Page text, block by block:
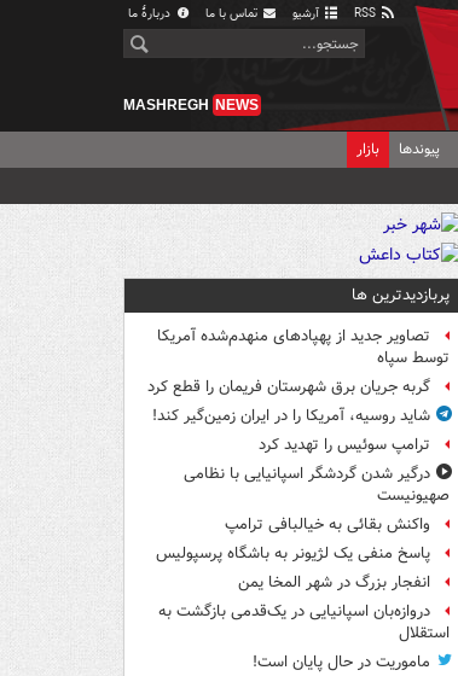
آرشیو تماس با ما دربارهٔ ما
MASHREGH NEWS
پیوندها بازار
پربازدیدترین ها
تصاویر جدید از پهپادهای منهدم‌شده آمریکا
توسط سپاه
گربه جریان برق شهرستان فریمان را قطع کرد
شاید روسیه، آمریکا را در ایران زمین‌گیر کند!
ترامپ سوئیس را تهدید کرد
درگیر شدن گردشگر اسپانیایی با نظامی
صهیونیست
واکنش بقائی به خیالبافی ترامپ
پاسخ منفی یک لژیونر به باشگاه پرسپولیس
انفجار بزرگ در شهر المخا یمن
دروازه‌بان اسپانیایی در یک‌قدمی بازگشت به
استقلال
ماموریت در حال پایان است!